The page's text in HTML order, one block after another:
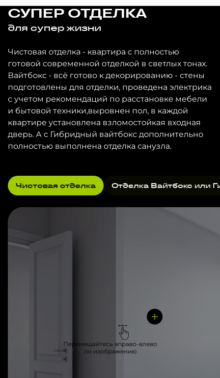
СУПЕР ОТДЕЛКА
для супер жизни
Чистовая отделка - квартира с полностью
готовой современной отделкой в светлых тонах.
Вайтбокс - всё готово к декорированию - стены
подготовлены для отделки, проведена электрика
с учетом рекомендаций по расстановке мебели
и бытовой техники,выровнен пол, в каждой
квартире установлена взломостойкая входная
дверь. А с Гибридный вайтбокс дополнительно
полностью выполнена отделка санузла.
Чистовая отделка Отделка Вайтбокс или
Перемещайтесь вправо-влево
по изображению